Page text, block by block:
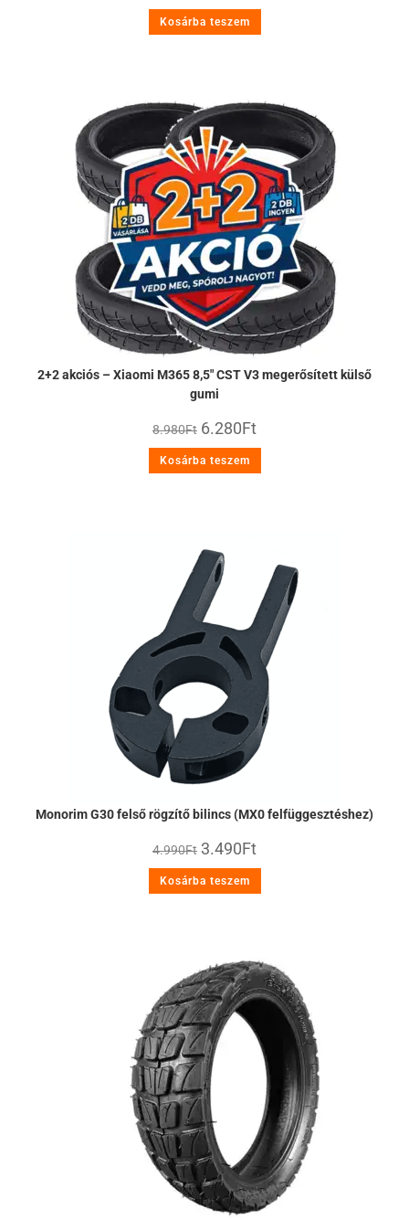
Kosárba teszem
2+2 akciós – Xiaomi M365 8,5″ CST V3 megerősített külső
gumi
8.980Ft 6.280Ft
Kosárba teszem
Monorim G30 felső rögzítő bilincs (MX0 felfüggesztéshez)
4.990Ft 3.490Ft
Kosárba teszem